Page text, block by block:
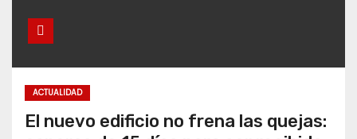
ACTUALIDAD
El nuevo edificio no frena las quejas: